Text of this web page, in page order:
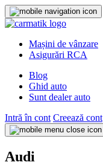
Mașini de vânzare
Asigurări RCA
Blog
Ghid auto
Sunt dealer auto
Intră în cont Creează cont
Audi